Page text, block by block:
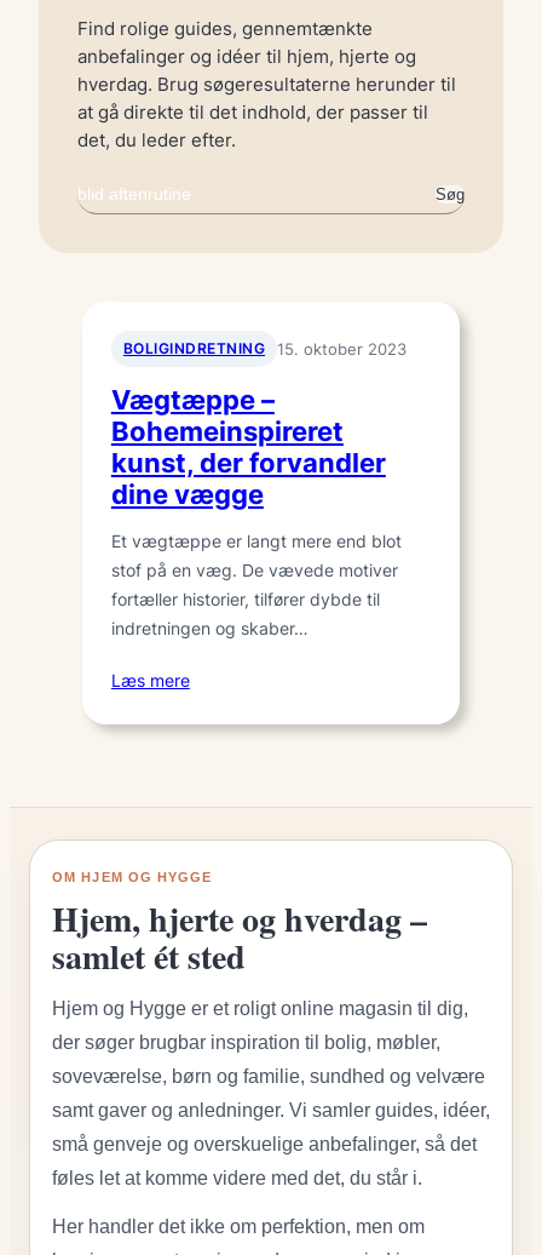
Find rolige guides, gennemtænkte
anbefalinger og idéer til hjem, hjerte og
hverdag. Brug søgeresultaterne herunder til
at gå direkte til det indhold, der passer til
det, du leder efter.
Søg
igen
Søg
BOLIGINDRETNING 15. oktober 2023
Vægtæppe –
Bohemeinspireret
kunst, der forvandler
dine vægge
Et vægtæppe er langt mere end blot
stof på en væg. De vævede motiver
fortæller historier, tilfører dybde til
indretningen og skaber…
Læs mere
OM HJEM OG HYGGE
Hjem, hjerte og hverdag –
samlet ét sted
Hjem og Hygge er et roligt online magasin til dig,
der søger brugbar inspiration til bolig, møbler,
soveværelse, børn og familie, sundhed og velvære
samt gaver og anledninger. Vi samler guides, idéer,
små genveje og overskuelige anbefalinger, så det
føles let at komme videre med det, du står i.
Her handler det ikke om perfektion, men om